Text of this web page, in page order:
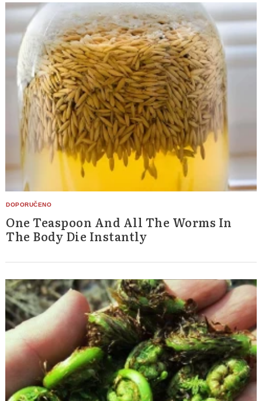
One Teaspoon And All The Worms In
The Body Die Instantly